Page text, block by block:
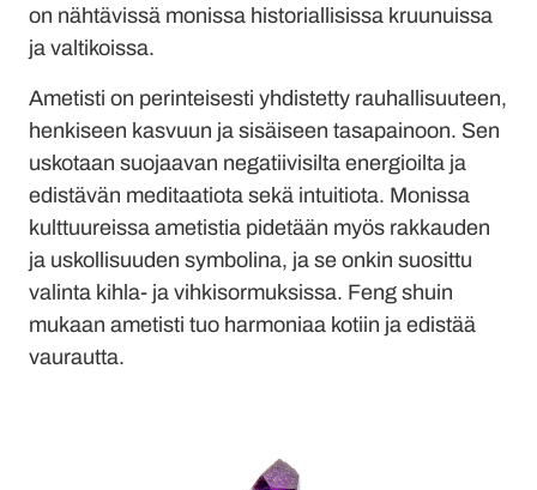
on nähtävissä monissa historiallisissa kruunuissa
ja valtikoissa.
Ametisti on perinteisesti yhdistetty rauhallisuuteen,
henkiseen kasvuun ja sisäiseen tasapainoon. Sen
uskotaan suojaavan negatiivisilta energioilta ja
edistävän meditaatiota sekä intuitiota. Monissa
kulttuureissa ametistia pidetään myös rakkauden
ja uskollisuuden symbolina, ja se onkin suosittu
valinta kihla- ja vihkisormuksissa. Feng shuin
mukaan ametisti tuo harmoniaa kotiin ja edistää
vaurautta.